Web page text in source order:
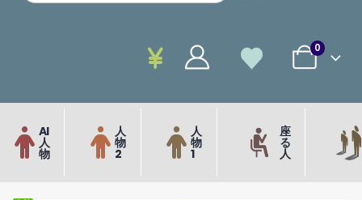
0
AI
人
物
人
物
2
人
物
1
座
る
人